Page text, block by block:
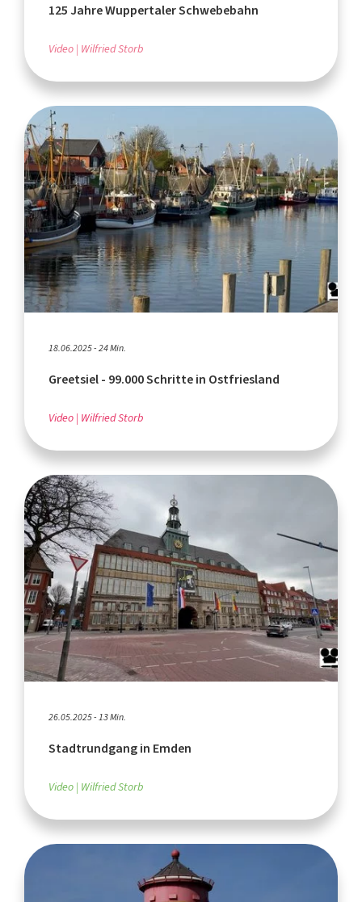
125 Jahre Wuppertaler Schwebebahn
Video Wilfried Storb
18.06.2025 - 24 Min.
Greetsiel - 99.000 Schritte in Ostfriesland
Video Wilfried Storb
26.05.2025 - 13 Min.
Stadtrundgang in Emden
Video Wilfried Storb